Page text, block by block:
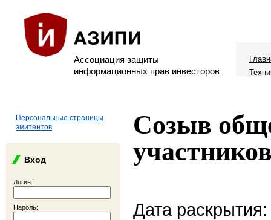
Ассоциация защиты
информационных прав инвесторов
Персональные страницы
эмитентов
Вход
Логин:
Пароль:
Созыв
Дата